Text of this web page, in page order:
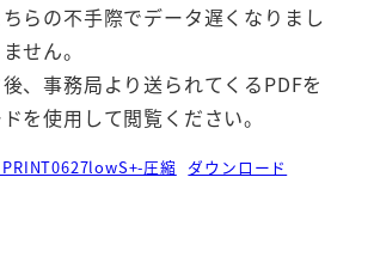
らの不手際でデータ遅くなりまし
せん。
、事務局より送られてくるPDFを
を使用して閲覧ください。
圧縮 ダウンロード